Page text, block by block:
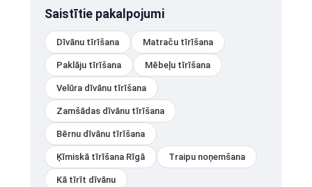
Saistītie pakalpojumi
Dīvānu tīrīšana Matraču tīrīšana
Paklāju tīrīšana Mēbeļu tīrīšana
Velūra dīvānu tīrīšana
Zamšādas dīvānu tīrīšana
Bērnu dīvānu tīrīšana
Ķīmiskā tīrīšana Rīgā Traipu noņemšana
Kā tīrīt dīvānu